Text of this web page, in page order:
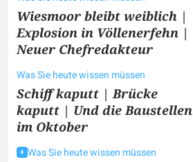
Wiesmoor bleibt weiblich |
Explosion in Völlenerfehn |
Neuer Chefredakteur
Was Sie heute wissen müssen
Schiff kaputt | Brücke
kaputt | Und die Baustellen
im Oktober
Was Sie heute wissen müssen